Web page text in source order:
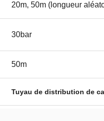
20m, 50m (longueur
30bar
50m
Tuyau de distribution de